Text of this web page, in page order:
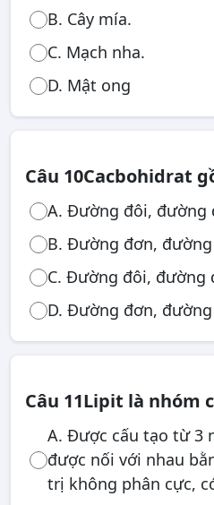
B. Cây mía.
C. Mạch nha.
D. Mật ong
Câu 10Cacbohidrat
A. Đường đôi, đường
B. Đường đơn,
C. Đường đôi, đường
D. Đường đơn,
Câu 11Lipit là nhóm
A. Được cấu tạo từ 3
được nối với nhau
trị không phân cực,